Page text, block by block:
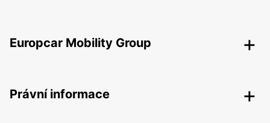
Europcar Mobility Group
Právní informace